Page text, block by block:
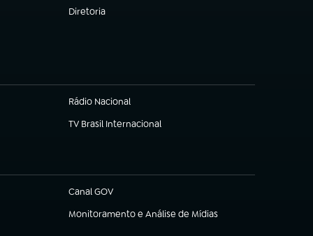
Diretoria
(abre em nova aba)
Rádio Nacional
TV Brasil Internacional
(abre em nova aba)
Canal GOV
(abre em nova aba)
Monitoramento e Análise de Mídias
(abre em nova aba)